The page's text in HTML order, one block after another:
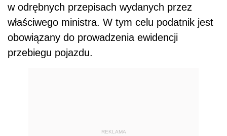
w odrębnych przepisach wydanych przez
właściwego ministra. W tym celu podatnik jest
obowiązany do prowadzenia ewidencji
przebiegu pojazdu.
REKLAMA